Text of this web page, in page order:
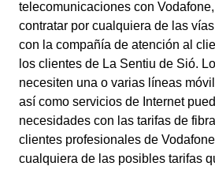
telecomunicaciones con
contratar por cualquiera de las
con la compañía de atención al
los clientes de La Sentiu de Sió.
necesiten una o varias líneas
así como servicios de Internet
necesidades con las tarifas de
clientes profesionales de
cualquiera de las posibles tarifas